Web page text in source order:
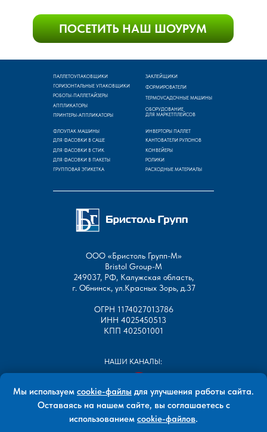
ПАЛЛЕТОУПАКОВЩИКИ
ГОРИЗОНТАЛЬНЫЕ УПАКОВЩИКИ
ЗАКЛЕЙЩИКИ
ФОРМИРОВАТЕЛИ
ТЕРМОУСАДОЧНЫЕ МАШИНЫ
АППЛИКАТОРЫ
ПРИНТЕРЫ-АППЛИКАТОРЫ
ФЛОУПАК МАШИНЫ
ДЛЯ ФАСОВКИ В СТИК
ДЛЯ ФАСОВКИ В САШЕ
ДЛЯ ФАСОВКИ В ПАКЕТЫ
ОБОРУДОВАНИЕ
ДЛЯ МАРКЕТПЛЕЙСОВ
ГРУППОВАЯ ЭТИКЕТКА
РОБОТЫ-ПАЛЛЕТАЙЗЕРЫ
ИНВЕРТОРЫ ПАЛЛЕТ
КАНТОВАТЕЛИ РУЛОНОВ
КОНВЕЙЕРЫ
РОЛИКИ
РАСХОДНЫЕ МАТЕРИАЛЫ
ООО «Бристоль Групп-М»
Bristol Group-М
249037, РФ, Калужская область,
г. Обнинск, ул.Красных Зорь, д.37
ОГРН 1174027013786
ИНН 4025450513
КПП 402501001
НАШИ КАНАЛЫ:
Мы используем cookie-файлы для улучшения работы сайта.
Оставаясь на нашем сайте, вы соглашаетесь с
использованием cookie-файлов.